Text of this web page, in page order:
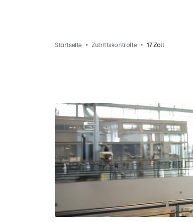
Startseite Zutrittskontrolle 17 Zoll